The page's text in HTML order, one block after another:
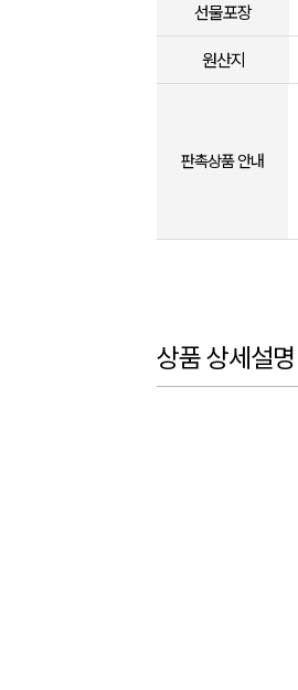
선물포장
원산지
판촉상품 안내
상품 상세설명